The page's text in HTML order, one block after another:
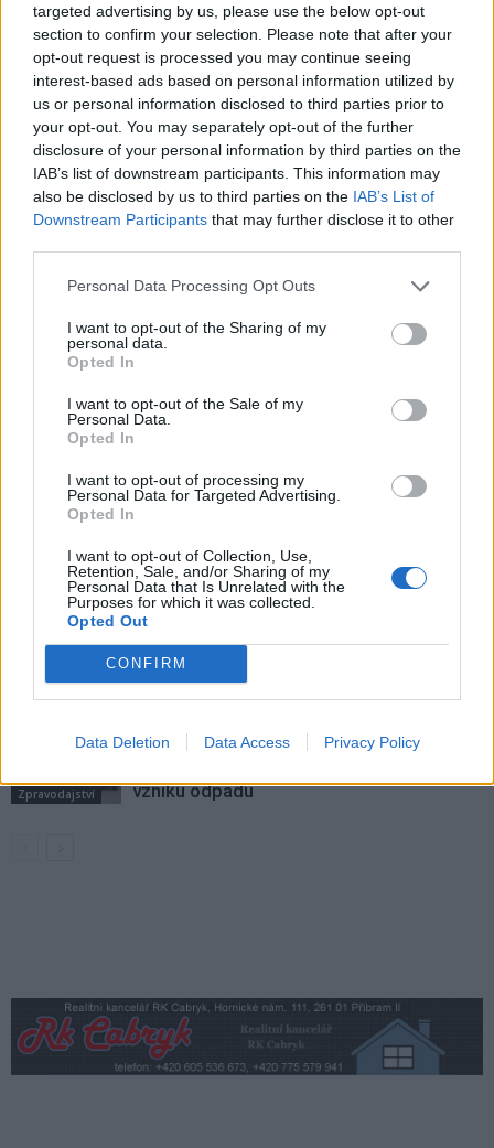
targeted advertising by us, please use the below opt-out
section to confirm your selection. Please note that after your
opt-out request is processed you may continue seeing
interest-based ads based on personal information utilized by
us or personal information disclosed to third parties prior to
your opt-out. You may separately opt-out of the further
disclosure of your personal information by third parties on the
IAB’s list of downstream participants. This information may
also be disclosed by us to third parties on the IAB’s List of
Downstream Participants that may further disclose it to other
Personal Data Processing Opt Outs
I want to opt-out of the Sharing of my
personal data.
Opted In
I want to opt-out of the Sale of my
Personal Data.
Opted In
I want to opt-out of processing my
Personal Data for Targeted Advertising.
Opted In
I want to opt-out of Collection, Use,
Retention, Sale, and/or Sharing of my
Personal Data that Is Unrelated with the
Purposes for which it was collected.
Opted Out
CONFIRM
Data Deletion Data Access Privacy Policy
Piráti stan Středočský kraj Václav Švenda vláda
volby
vyjednávání
Památka Ferdinanda Peroutky
ADRA Příbram zahajuje nábor
potřebným a nové zkušenosti
SOUVISEJÍCÍ ČLÁNKY
VÍCE OD AUTORA
Zpravodajství
výborné podmínky. Horší voda je jen na
Živohošti
Zpravodajství
Přibudou i tři nové poblíž Svaté Hory
Zpravodajství
Středočeský kraj upravil pravidla soutěže.
vzniku odpadu